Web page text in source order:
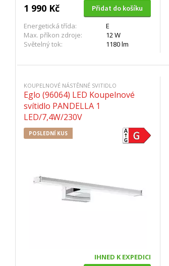
1 990 Kč
Přidat do košíku
Energetická třída:
E
Max. příkon zdroje:
12 W
Světelný tok:
1180 lm
KOUPELNOVÉ NÁSTĚNNÉ SVITIDLO
Eglo (96064) LED Koupelnové
svítidlo PANDELLA 1
LED/7,4W/230V
POSLEDNÍ KUS
IHNED K EXPEDICI